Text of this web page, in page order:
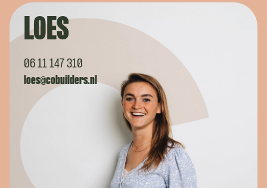
LOES
06 11 147 310
loes@cobuilders.nl